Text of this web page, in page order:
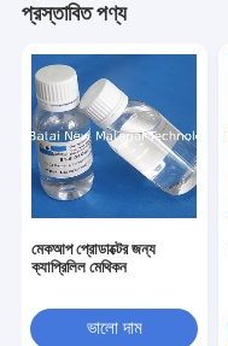
প্রস্তাবিত পণ্য
মেকআপ প্রোডাক্টের জন্য
ক্যাপ্রিলিল মেথিকন
ভালো দাম